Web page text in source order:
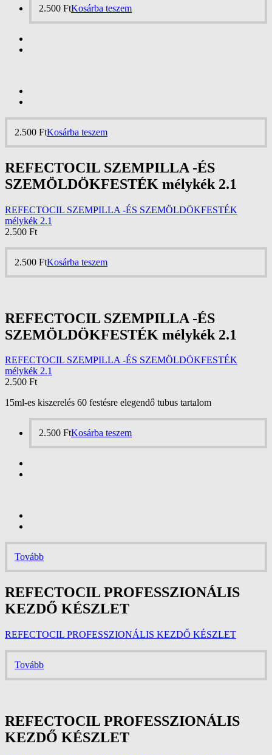
2.500 FtKosárba teszem
2.500 FtKosárba teszem
REFECTOCIL SZEMPILLA -ÉS
SZEMÖLDÖKFESTÉK mélykék 2.1
REFECTOCIL SZEMPILLA -ÉS SZEMÖLDÖKFESTÉK
mélykék 2.1
2.500 Ft
2.500 FtKosárba teszem
REFECTOCIL SZEMPILLA -ÉS
SZEMÖLDÖKFESTÉK mélykék 2.1
REFECTOCIL SZEMPILLA -ÉS SZEMÖLDÖKFESTÉK
mélykék 2.1
2.500 Ft
15ml-es kiszerelés 60 festésre elegendő tubus tartalom
2.500 FtKosárba teszem
Tovább
REFECTOCIL PROFESSZIONÁLIS
KEZDŐ KÉSZLET
REFECTOCIL PROFESSZIONÁLIS KEZDŐ KÉSZLET
Tovább
REFECTOCIL PROFESSZIONÁLIS
KEZDŐ KÉSZLET